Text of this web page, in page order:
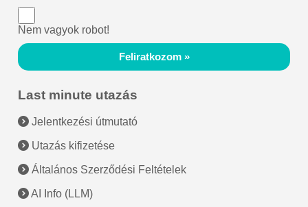
Nem vagyok robot!
Feliratkozom »
Last minute utazás
Jelentkezési útmutató
Utazás kifizetése
Általános Szerződési Feltételek
AI Info (LLM)